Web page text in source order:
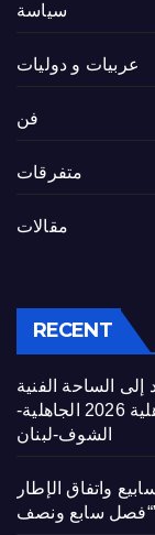
سياسة
عربيات و دوليات
فن
متفرقات
مقالات
RECENT
إلى الساحة الفنية
والمسرحية وتطلق مهرجان صيف الجاهلية 2026 الجاهلية-
الشوف-لبنان
واتفاق الإطار